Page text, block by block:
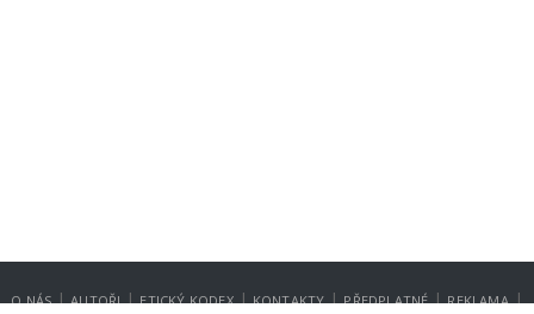
O NÁS | AUTOŘI | ETICKÝ KODEX | KONTAKTY | PŘEDPLATNÉ | REKLAMA |